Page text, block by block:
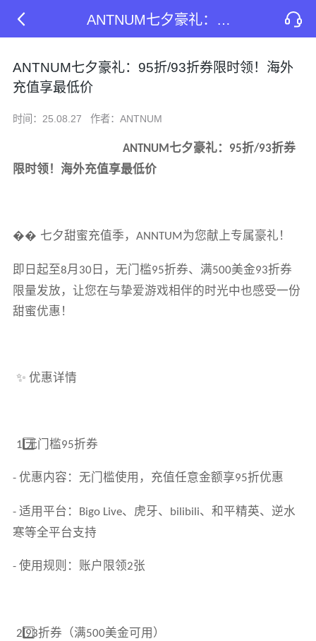
ANTNUM七夕豪礼：95折/93折券限时领！海外充值享最低价
ANTNUM七夕豪礼：95折/93折券限时领！海外
充值享最低价
时间：25.08.27 作者：ANTNUM
ANTNUM 七夕豪礼： 95折/93折券
限时领！海外充值享最低价
�� 七夕甜蜜充值季， ANNTUM 为您献上专属豪礼！
即日起至8月 30日，无门槛95折券、满500美金93折券
限量发放，让您在与挚爱游戏相伴的时光中也感受一份
甜蜜优惠！
✨ 优惠详情
1️ ⃣ 无门槛95折券
- 优惠内容：无门槛使用，充值任意金额享95折优惠
- 适用平台： Bigo Live、虎牙、 bilibili、和平精英、逆水
寒等全平台支持
- 使用规则：账户限领2张
2️ ⃣93折券（满500美金可用）